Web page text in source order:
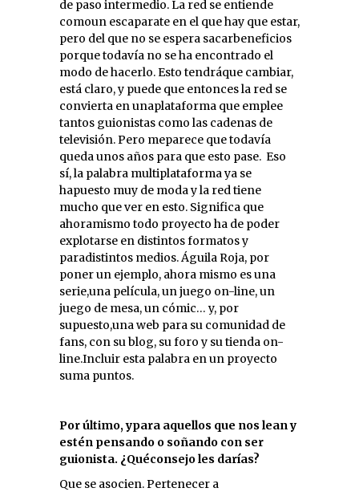
de paso intermedio. La red se entiende
comoun escaparate en el que hay que estar,
pero del que no se espera sacarbeneficios
porque todavía no se ha encontrado el
modo de hacerlo. Esto tendráque cambiar,
está claro, y puede que entonces la red se
convierta en unaplataforma que emplee
tantos guionistas como las cadenas de
televisión. Pero meparece que todavía
queda unos años para que esto pase. Eso
sí, la palabra multiplataforma ya se
hapuesto muy de moda y la red tiene
mucho que ver en esto. Significa que
ahoramismo todo proyecto ha de poder
explotarse en distintos formatos y
paradistintos medios. Águila Roja, por
poner un ejemplo, ahora mismo es una
serie,una película, un juego on-line, un
juego de mesa, un cómic… y, por
supuesto,una web para su comunidad de
fans, con su blog, su foro y su tienda on-
line.Incluir esta palabra en un proyecto
suma puntos.
Por último, ypara aquellos que nos lean y
estén pensando o soñando con ser
guionista. ¿Quéconsejo les darías?
Que se asocien. Pertenecer a